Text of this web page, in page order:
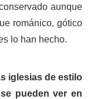
aunque
románico, gótico
lo han hecho.
iglesias de estilo
pueden ver en